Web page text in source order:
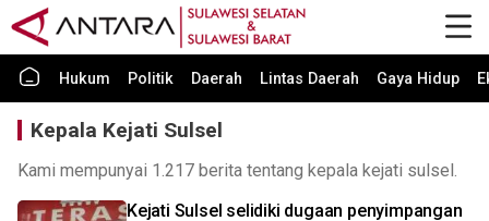
Hukum Politik Daerah Lintas Daerah Gaya Hidup
Kepala Kejati Sulsel
Kami mempunyai 1.217 berita tentang kepala kejati sulsel.
Kejati Sulsel selidiki dugaan penyimpangan